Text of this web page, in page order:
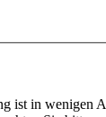
ist in